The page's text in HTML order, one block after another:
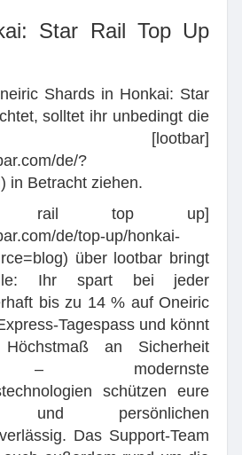
Star Rail Top Up
Shards in Honkai: Star
solltet ihr unbedingt die
[lootbar]
de/?
in Betracht ziehen.
rail top up]
de/top-up/honkai-
über lootbar bringt
Ihr spart bei jeder
bis zu 14 % auf Oneiric
Tagespass und könnt
an Sicherheit
– modernste
schützen eure
und persönlichen
Das Support-Team